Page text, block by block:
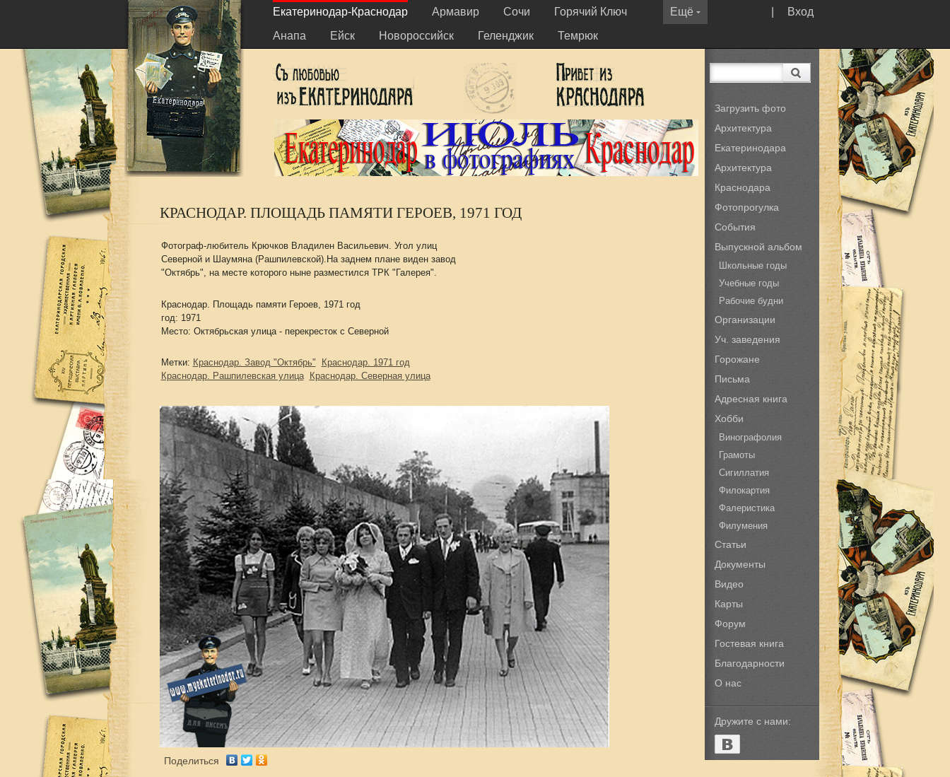
Вход
Ещё
Екатеринодар-Краснодар Армавир Сочи
Горячий Ключ
Анапа
Ейск Новороссийск Геленджик Темрюк
Загрузить фото
Архитектура
Екатеринодара
Архитектура
Краснодара
Фотопрогулка
События
Выпускной альбом
Школьные годы
Учебные годы
Рабочие будни
Организации
Уч. заведения
Горожане
Письма
Адресная книга
Хобби
Винографолия
Грамоты
Сигиллатия
Филокартия
Фалеристика
Филумения
Статьи
Документы
Видео
Карты
Форум
Гостевая книга
Благодарности
О нас
Дружите с нами:
КРАСНОДАР. ПЛОЩАДЬ ПАМЯТИ ГЕРОЕВ, 1971 ГОД
Фотограф-любитель Крючков Владилен Васильевич. Угол улиц
Северной и Шаумяна (Рашпилевской).На заднем плане виден завод
"Октябрь", на месте которого ныне разместился ТРК "Галерея".
Краснодар. Площадь памяти Героев, 1971 год
год: 1971
Место: Октябрьская улица - перекресток с Северной
Метки: Краснодар. Завод "Октябрь"
Краснодар. 1971 год
Краснодар. Рашпилевская улица
Краснодар. Северная улица
Поделиться